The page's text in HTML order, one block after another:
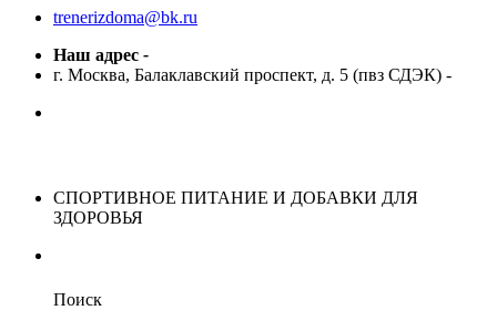
trenerizdoma@bk.ru
Наш адрес -
г. Москва, Балаклавский проспект, д. 5 (пвз СДЭК) -
СПОРТИВНОЕ ПИТАНИЕ И ДОБАВКИ ДЛЯ
ЗДОРОВЬЯ
Поиск